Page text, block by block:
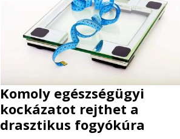
Komoly egészségügyi
kockázatot rejthet a
drasztikus fogyókúra